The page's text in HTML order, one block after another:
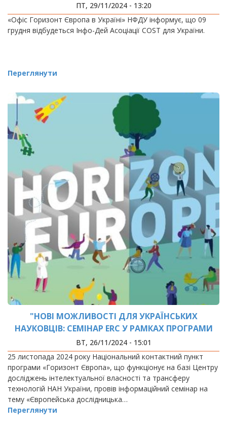
ПТ, 29/11/2024 - 13:20
«Офіс Горизонт Європа в Україні» НФДУ інформує, що 09
грудня відбудеться Інфо-Дей Асоціації COST для України.
Переглянути
"НОВІ МОЖЛИВОСТІ ДЛЯ УКРАЇНСЬКИХ
НАУКОВЦІВ: СЕМІНАР ERC У РАМКАХ ПРОГРАМИ
«ГОРИЗОНТ ЄВРОПА»"
ВТ, 26/11/2024 - 15:01
25 листопада 2024 року Національний контактний пункт
програми «Горизонт Європа», що функціонує на базі Центру
досліджень інтелектуальної власності та трансферу
технологій НАН України, провів інформаційний семінар на
тему «Європейська дослідницька…
Переглянути